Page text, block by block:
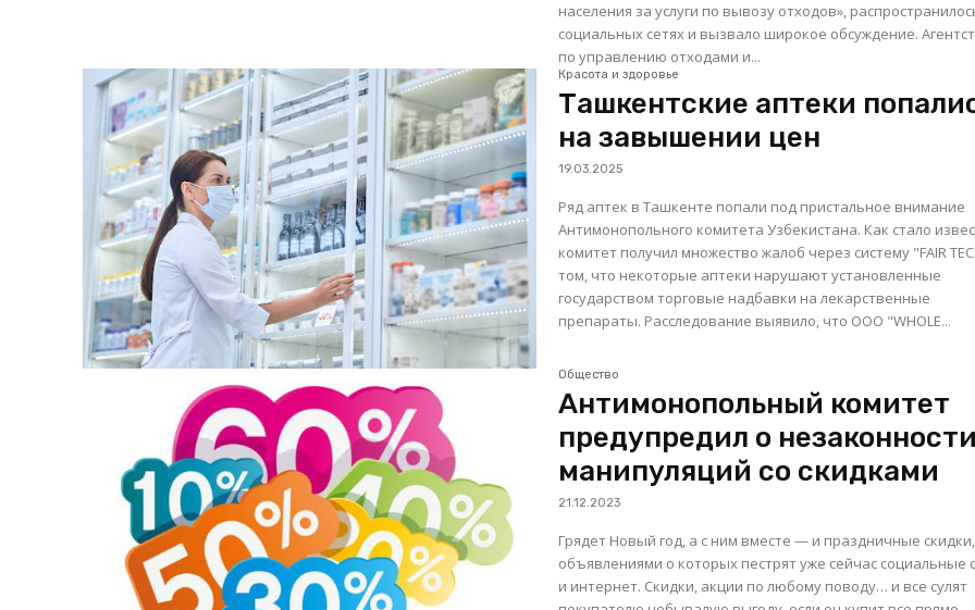
населения за услуги по вывозу отходов»,
социальных сетях и вызвало широкое обсуждение. Агентство
по управлению отходами и...
Красота и здоровье
Ташкентские аптеки
на завышении цен
19.03.2025
Ряд аптек в Ташкенте попали под пристальное внимание
Антимонопольного комитета Узбекистана. Как стало
комитет получил множество жалоб через систему "FAIR
том, что некоторые аптеки нарушают установленные
государством торговые надбавки на лекарственные
препараты. Расследование выявило, что ООО "WHOLE...
Общество
Антимонопольный комитет
предупредил о незаконности
манипуляций со скидками
21.12.2023
Грядет Новый год, а с ним вместе — и праздничные скидки,
объявлениями о которых пестрят уже сейчас социальные
и интернет. Скидки, акции по любому поводу… и все сулят